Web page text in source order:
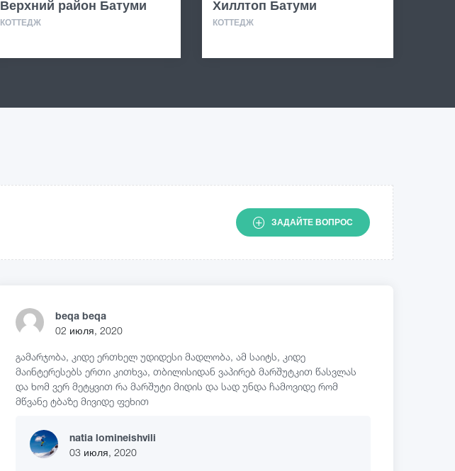
Верхний район Батуми
КОТТЕДЖ
Хиллтоп Батуми
КОТТЕДЖ
ЗАДАЙТЕ ВОПРОС
beqa beqa
02 июля, 2020
გამარჯობა, კიდე ერთხელ უდიდესი მადლობა, ამ საიტს, კიდე
მაინტერესებს ერთი კითხვა, თბილისიდან ვაპირებ მარშუტკით წასვლას
და ხომ ვერ მეტყვით რა მარშუტი მიდის და სად უნდა ჩამოვიდე რომ
მწვანე ტბაზე მივიდე ფეხით
natia lomineishvili
03 июля, 2020